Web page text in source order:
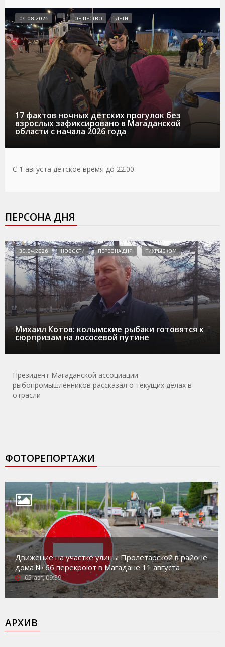
17 фактов ночных детских прогулок без
взрослых зафиксировано в Магаданской
области с начала 2026 года
04.08.2026 ОБЩЕСТВО ДЕТИ
С 1 августа детское время до 22.00
ПЕРСОНА ДНЯ
Михаил Котов: колымские рыбаки готовятся к
сюрпризам на лососевой путине
30.04.2026 НОВОСТИ ПЕРСОНА ДНЯ ТИХРЫБКОМ
Президент Магаданской ассоциации
рыбопромышленников рассказал о текущих делах в
отрасли
ФОТОРЕПОРТАЖИ
Движение на участке улицы Пролетарской в районе
дома № 66 перекроют в Магадане 11 августа
05-авг, 09:39
АРХИВ